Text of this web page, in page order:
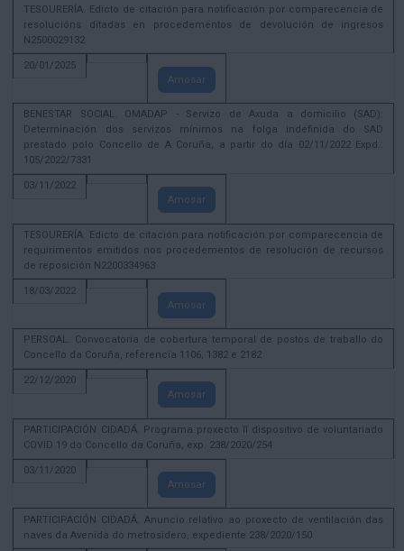
TESOURERÍA. Edicto de citación para notificación por comparecencia de
resolucións ditadas en procedementos de devolución de ingresos
N2500029132
20/01/2025
Amosar
BENESTAR SOCIAL. OMADAP - Servizo de Axuda a domicilio (SAD):
Determinación dos servizos mínimos na folga indefinida do SAD
prestado polo Concello de A Coruña, a partir do día 02/11/2022 Expd.:
105/2022/7331
03/11/2022
Amosar
TESOURERÍA. Edicto de citación para notificación por comparecencia de
requirimentos emitidos nos procedementos de resolución de recursos
de reposición N2200334963
18/03/2022
Amosar
PERSOAL. Convocatoria de cobertura temporal de postos de traballo do
Concello da Coruña, referencia 1106, 1382 e 2182
22/12/2020
Amosar
PARTICIPACIÓN CIDADÁ. Programa proxecto II dispositivo de voluntariado
COVID 19 do Concello da Coruña, exp. 238/2020/254
03/11/2020
Amosar
PARTICIPACIÓN CIDADÁ. Anuncio relativo ao proxecto de ventilación das
naves da Avenida do metrosidero, expediente 238/2020/150